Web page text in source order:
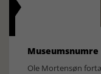
Museumsnumre
Ole Mortensøn